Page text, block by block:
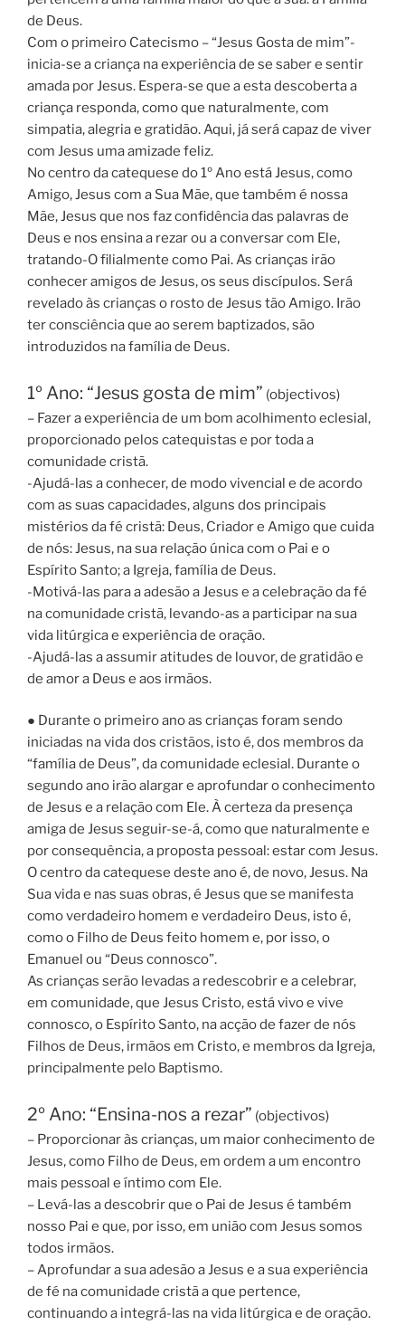
de Deus.
Com o primeiro Catecismo – “Jesus Gosta de mim”-
inicia-se a criança na experiência de se saber e sentir
amada por Jesus. Espera-se que a esta descoberta a
criança responda, como que naturalmente, com
simpatia, alegria e gratidão. Aqui, já será capaz de viver
com Jesus uma amizade feliz.
No centro da catequese do 1º Ano está Jesus, como
Amigo, Jesus com a Sua Mãe, que também é nossa
Mãe, Jesus que nos faz confidência das palavras de
Deus e nos ensina a rezar ou a conversar com Ele,
tratando-O filialmente como Pai. As crianças irão
conhecer amigos de Jesus, os seus discípulos. Será
revelado às crianças o rosto de Jesus tão Amigo. Irão
ter consciência que ao serem baptizados, são
introduzidos na família de Deus.
1º Ano: “Jesus gosta de mim” (objectivos)
– Fazer a experiência de um bom acolhimento eclesial,
proporcionado pelos catequistas e por toda a
comunidade cristã.
-Ajudá-las a conhecer, de modo vivencial e de acordo
com as suas capacidades, alguns dos principais
mistérios da fé cristã: Deus, Criador e Amigo que cuida
de nós: Jesus, na sua relação única com o Pai e o
Espírito Santo; a Igreja, família de Deus.
-Motivá-las para a adesão a Jesus e a celebração da fé
na comunidade cristã, levando-as a participar na sua
vida litúrgica e experiência de oração.
-Ajudá-las a assumir atitudes de louvor, de gratidão e
de amor a Deus e aos irmãos.
● Durante o primeiro ano as crianças foram sendo
iniciadas na vida dos cristãos, isto é, dos membros da
“família de Deus”, da comunidade eclesial. Durante o
segundo ano irão alargar e aprofundar o conhecimento
de Jesus e a relação com Ele. À certeza da presença
amiga de Jesus seguir-se-á, como que naturalmente e
por consequência, a proposta pessoal: estar com Jesus.
O centro da catequese deste ano é, de novo, Jesus. Na
Sua vida e nas suas obras, é Jesus que se manifesta
como verdadeiro homem e verdadeiro Deus, isto é,
como o Filho de Deus feito homem e, por isso, o
Emanuel ou “Deus connosco”.
As crianças serão levadas a redescobrir e a celebrar,
em comunidade, que Jesus Cristo, está vivo e vive
connosco, o Espírito Santo, na acção de fazer de nós
Filhos de Deus, irmãos em Cristo, e membros da Igreja,
principalmente pelo Baptismo.
2º Ano: “Ensina-nos a rezar” (objectivos)
– Proporcionar às crianças, um maior conhecimento de
Jesus, como Filho de Deus, em ordem a um encontro
mais pessoal e íntimo com Ele.
– Levá-las a descobrir que o Pai de Jesus é também
nosso Pai e que, por isso, em união com Jesus somos
todos irmãos.
– Aprofundar a sua adesão a Jesus e a sua experiência
de fé na comunidade cristã a que pertence,
continuando a integrá-las na vida litúrgica e de oração.